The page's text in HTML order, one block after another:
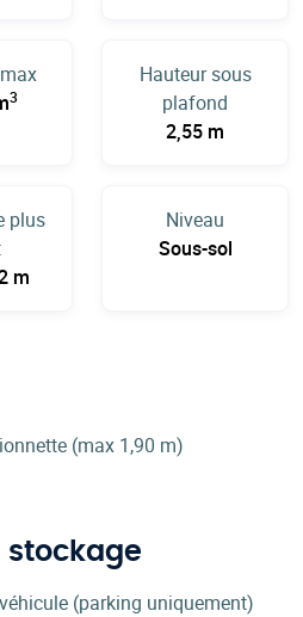
3
Hauteur sous
plafond
2,55 m
plus
m
Niveau
Sous-sol
(max 1,90 m)
stockage
(parking uniquement)